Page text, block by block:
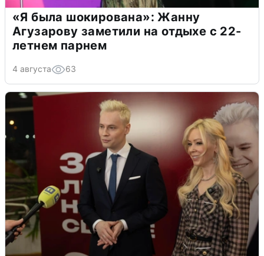
«Я была шокирована»: Жанну
Агузарову заметили на отдыхе с 22-
летнем парнем
4 августа 63